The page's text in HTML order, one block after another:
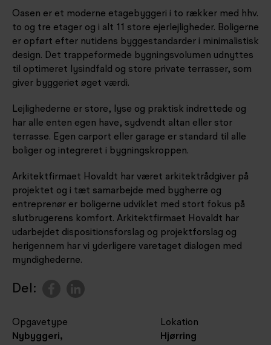
Oasen er et moderne etagebyggeri i to rækker med hhv.
to og tre etager og i alt 11 store ejerlejligheder. Boligerne
er opført efter nutidens byggestandarder i minimalistisk
design. Det trappeformede bygningsvolumen udnyttes
til optimeret lysindfald og store private terrasser, som
giver byggeriet øget værdi.
Lejlighederne er store, lyse og praktisk indrettede og
har alle enten egen have, sydvendt altan eller stor
terrasse. Egen carport eller garage er standard til alle
boliger og integreret i bygningskroppen.
Arkitektfirmaet Hovaldt har været arkitektrådgiver på
projektet og i tæt samarbejde med bygherre og
entreprenør er boligerne udviklet med stort fokus på
slutbrugerens komfort. Arkitektfirmaet Hovaldt har
udarbejdet dispositionsforslag og projektforslag og
herigennem har vi yderligere varetaget dialogen med
myndighederne.
Del:
Opgavetype
Nybyggeri,
Lokation
Hjørring